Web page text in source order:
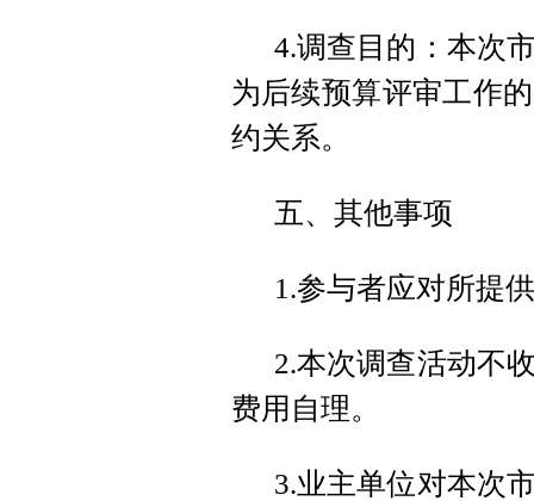
4.调查目的：本次
为后续预算评审工作
约关系。
五、其他事项
1.参与者应对所提
2.本次调查活动不
费用自理。
3.业主单位对本次